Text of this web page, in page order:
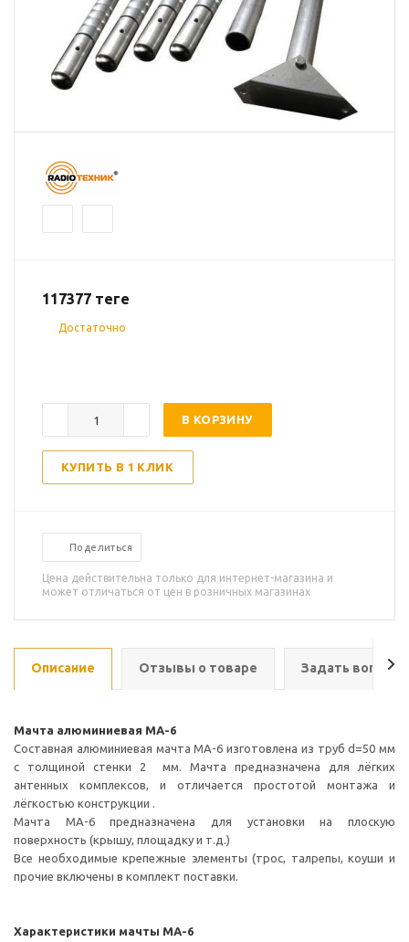
117377 теңге
Достаточно
В КОРЗИНУ
КУПИТЬ В 1 КЛИК
Поделиться
Цена действительна только для интернет-магазина и
может отличаться от цен в розничных магазинах
Описание Отзывы о товаре Задать вопрос
Мачта алюминиевая МА-6
Составная алюминиевая мачта МА-6 изготовлена из труб d=50 мм
с толщиной стенки 2 мм. Мачта предназначена для лёгких
антенных комплексов, и отличается простотой монтажа и
лёгкостью конструкции .
Мачта МА-6 предназначена для установки на плоскую
поверхность (крышу, площадку и т.д.)
Все необходимые крепежные элементы (трос, талрепы, коуши и
прочие включены в комплект поставки.
Характеристики мачты МА-6